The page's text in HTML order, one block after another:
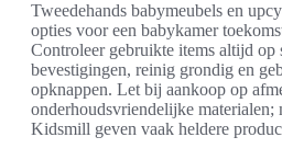
Tweedehands babymeubels en
opties voor een babykamer
Controleer gebruikte items altijd op
bevestigingen, reinig grondig en
opknappen. Let bij aankoop op
onderhoudsvriendelijke
Kidsmill geven vaak heldere